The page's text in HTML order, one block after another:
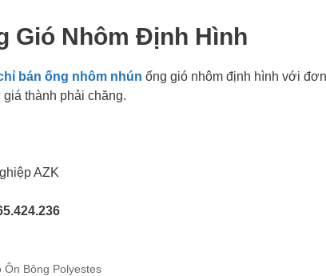
Gió Nhôm Định Hình
bán ống nhôm nhún ống gió nhôm định hình với
thành phải chăng.
AZK
Ôn Bông Polyestes